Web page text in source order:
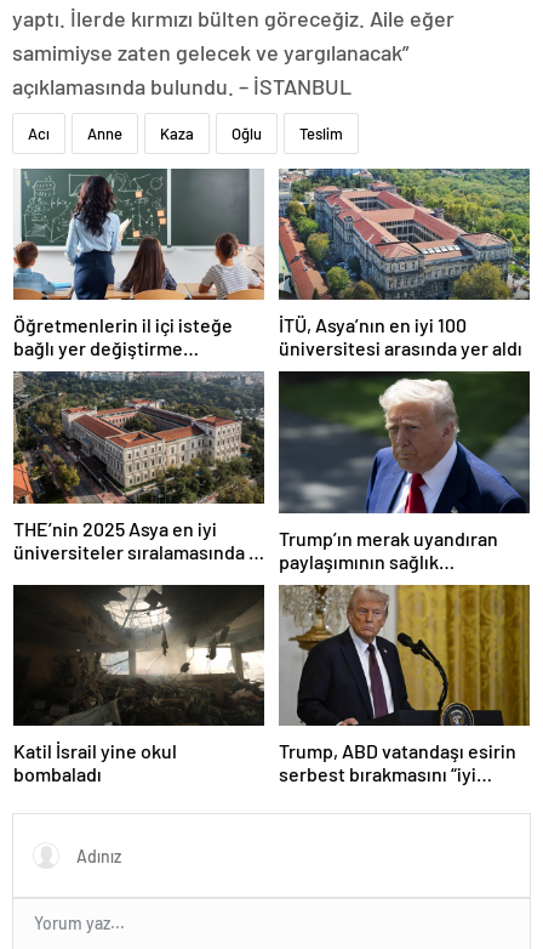
yaptı. İlerde kırmızı bülten göreceğiz. Aile eğer
samimiyse zaten gelecek ve yargılanacak”
açıklamasında bulundu. – İSTANBUL
Acı Anne Kaza Oğlu Teslim
Öğretmenlerin il içi isteğe
bağlı yer değiştirme
başvuruları ne zaman?
İTÜ, Asya’nın en iyi 100
üniversitesi arasında yer aldı
THE’nin 2025 Asya en iyi
üniversiteler sıralamasında 4
Trump’ın merak uyandıran
paylaşımının sağlık
sistemiyle ilgili kararname
olduğu anlaşıldı
Katil İsrail yine okul
bombaladı
Trump, ABD vatandaşı esirin
serbest bırakmasını “iyi
olarak değerlendirdi